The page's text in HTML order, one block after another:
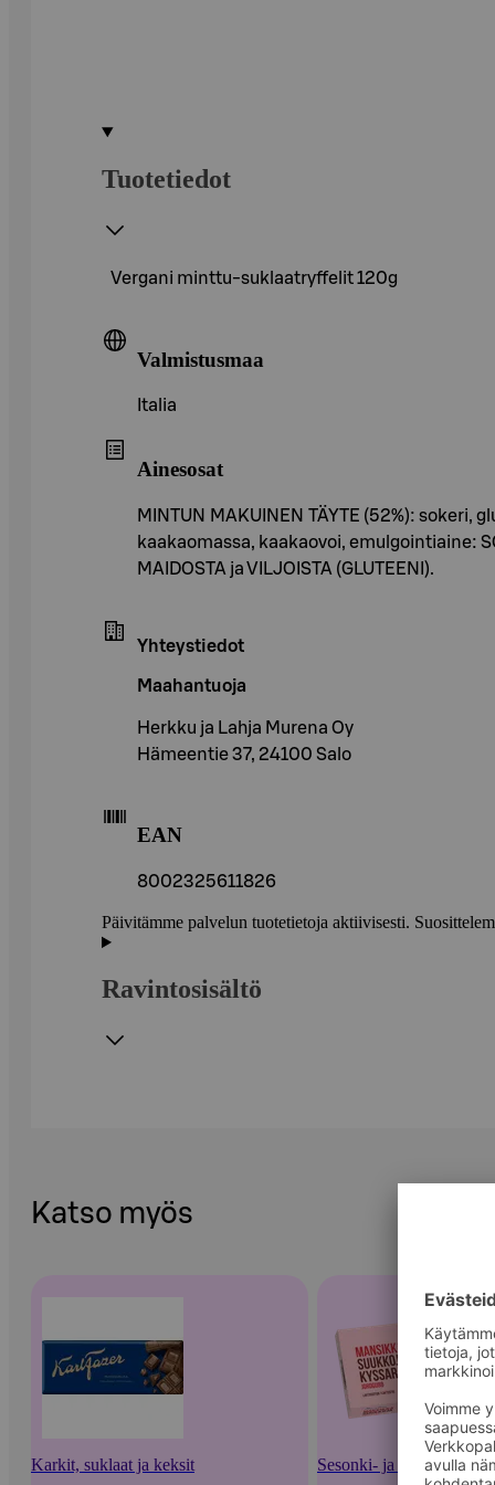
Tuotetiedot
Vergani minttu-suklaatryffelit 120g
Valmistusmaa
Italia
Ainesosat
MINTUN MAKUINEN TÄYTE (52%):
kaakaomassa, kaakaovoi, emulgointiaine:
MAIDOSTA ja VILJOISTA (GLUTEENI).
Yhteystiedot
Maahantuoja
Herkku ja Lahja Murena Oy
Hämeentie 37, 24100 Salo
EAN
8002325611826
Päivitämme palvelun tuotetietoja aktiivisesti.
Ravintosisältö
Katso myös
Karkit, suklaat ja keksit Sesonki- ja lahjamakeiset